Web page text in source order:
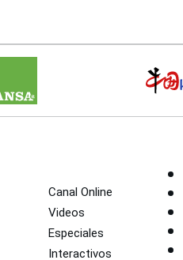
Canal Online
Videos
Especiales
Interactivos